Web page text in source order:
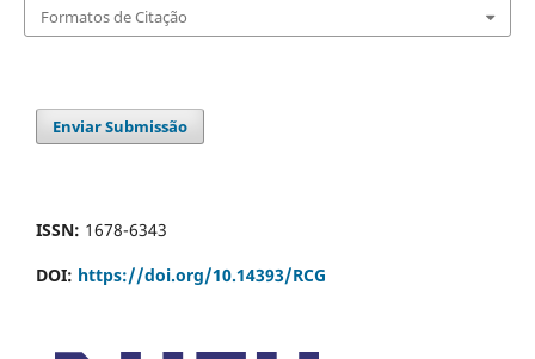
Formatos de Citação
Enviar Submissão
ISSN: 1678-6343
DOI: https://doi.org/10.14393/RCG